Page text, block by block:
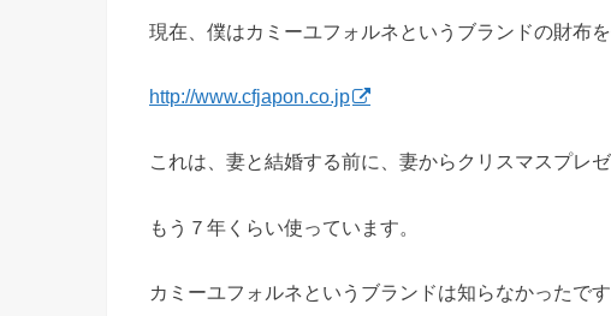
現在、僕はカミーユフォルネというブランドの財布を
http://www.cfjapon.co.jp
これは、妻と結婚する前に、妻からクリスマスプレ
もう７年くらい使っています。
カミーユフォルネというブランドは知らなかったで